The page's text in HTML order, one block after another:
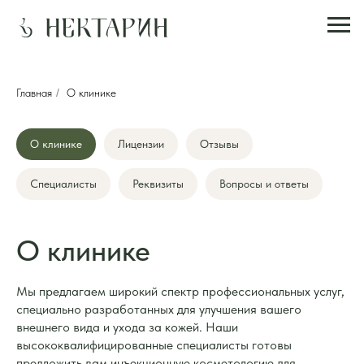
Главная / О клинике
О клинике Лицензии Отзывы
Специалисты Реквизиты Вопросы и ответы
О клинике
Мы предлагаем широкий спектр профессиональных услуг,
специально разработанных для улучшения вашего
внешнего вида и ухода за кожей. Наши
высококвалифицированные специалисты готовы